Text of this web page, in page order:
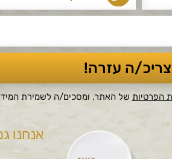
הפרטיות של האתר, ומסכים/ה לשמירת
אנחנו